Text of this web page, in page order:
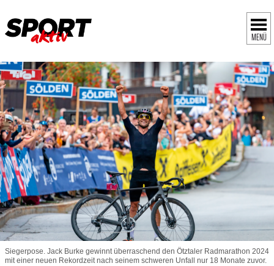
MENÜ
Siegerpose. Jack Burke gewinnt überraschend den Ötztaler Radmarathon 2024
mit einer neuen Rekordzeit nach seinem schweren Unfall nur 18 Monate zuvor.